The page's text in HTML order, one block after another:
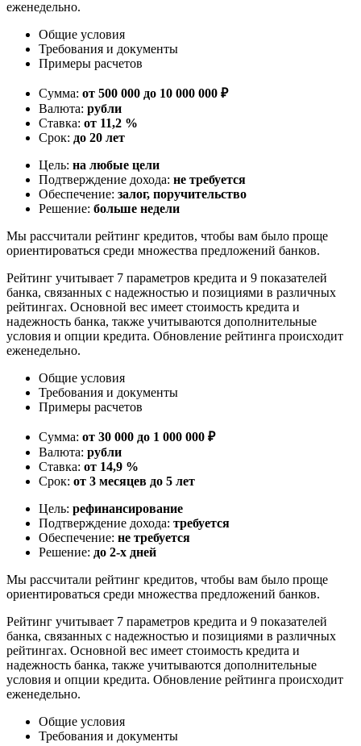
еженедельно.
Общие условия
Требования и документы
Примеры расчетов
Сумма: от 500 000 до 10 000 000 ₽
Валюта: рубли
Ставка: от 11,2 %
Срок: до 20 лет
Цель: на любые цели
Подтверждение дохода: не требуется
Обеспечение: залог, поручительство
Решение: больше недели
Мы рассчитали рейтинг кредитов, чтобы вам было проще
ориентироваться среди множества предложений банков.
Рейтинг учитывает 7 параметров кредита и 9 показателей
банка, связанных с надежностью и позициями в различных
рейтингах. Основной вес имеет стоимость кредита и
надежность банка, также учитываются дополнительные
условия и опции кредита. Обновление рейтинга происходит
еженедельно.
Общие условия
Требования и документы
Примеры расчетов
Сумма: от 30 000 до 1 000 000 ₽
Валюта: рубли
Ставка: от 14,9 %
Срок: от 3 месяцев до 5 лет
Цель: рефинансирование
Подтверждение дохода: требуется
Обеспечение: не требуется
Решение: до 2-х дней
Мы рассчитали рейтинг кредитов, чтобы вам было проще
ориентироваться среди множества предложений банков.
Рейтинг учитывает 7 параметров кредита и 9 показателей
банка, связанных с надежностью и позициями в различных
рейтингах. Основной вес имеет стоимость кредита и
надежность банка, также учитываются дополнительные
условия и опции кредита. Обновление рейтинга происходит
еженедельно.
Общие условия
Требования и документы